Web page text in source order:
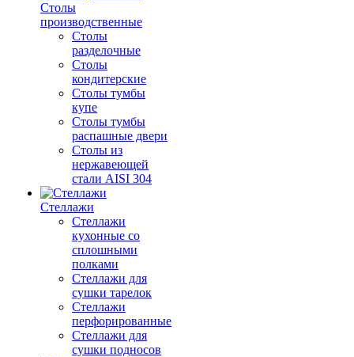
Столы
производственные
Столы
разделочные
Столы
кондитерские
Столы тумбы
купе
Столы тумбы
распашные двери
Столы из
нержавеющей
стали AISI 304
Стеллажи
Стеллажи
кухонные со
сплошными
полками
Стеллажи для
сушки тарелок
Стеллажи
перфорированные
Стеллажи для
сушки подносов